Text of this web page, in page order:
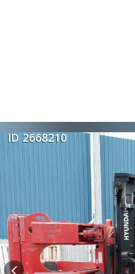
ID 2668210